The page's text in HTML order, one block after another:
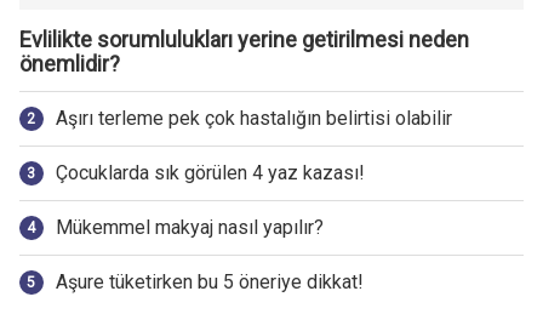
Evlilikte sorumlulukları yerine getirilmesi neden
önemlidir?
Aşırı terleme pek çok hastalığın belirtisi olabilir
Çocuklarda sık görülen 4 yaz kazası!
Mükemmel makyaj nasıl yapılır?
Aşure tüketirken bu 5 öneriye dikkat!